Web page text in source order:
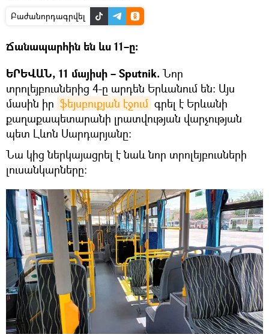
Բաժանորդագրվել
Ճանապարհին են ևս 11–ը։
ԵՐԵՎԱՆ, 11 մայիսի – Sputnik. Նոր
տրոլեյբուսներից 4-ը արդեն Երևանում են։ Այս
մասին իր ֆեյսբուքյան էջում գրել է Երևանի
քաղաքապետարանի լրատվության վարչության
պետ Լևոն Սարդարյանը։
Նա կից ներկայացրել է նաև նոր տրոլեյբուսների
լուսանկարները։